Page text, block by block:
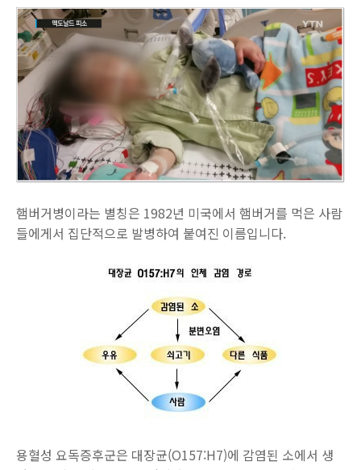
햄버거병이라는 별칭은 1982년 미국에서 햄버거를 먹은 사람
들에게서 집단적으로 발병하여 붙여진 이름입니다.
용혈성 요독증후군은 대장균(O157:H7)에 감염된 소에서 생